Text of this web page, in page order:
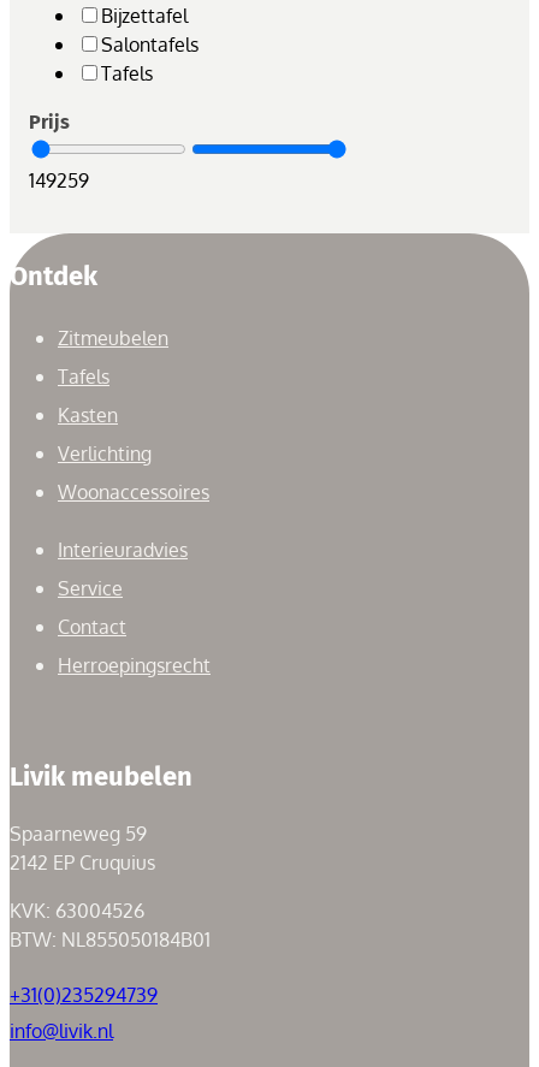
Bijzettafel
Salontafels
Tafels
Prijs
149259
Ontdek
Zitmeubelen
Tafels
Kasten
Verlichting
Woonaccessoires
Interieuradvies
Service
Contact
Herroepingsrecht
Livik meubelen
Spaarneweg 59
2142 EP Cruquius
KVK: 63004526
BTW: NL855050184B01
+31(0)235294739
info@livik.nl